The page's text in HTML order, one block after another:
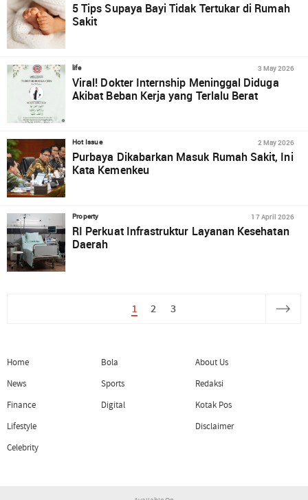
5 Tips Supaya Bayi Tidak Tertukar di Rumah
Sakit
life 3 May 2026
Viral! Dokter Internship Meninggal Diduga
Akibat Beban Kerja yang Terlalu Berat
Hot Issue 2 May 2026
Purbaya Dikabarkan Masuk Rumah Sakit, Ini
Kata Kemenkeu
Property 17 April 2026
RI Perkuat Infrastruktur Layanan Kesehatan
Daerah
1 2 3
Home
News
Finance
Lifestyle
Celebrity
Bola
Sports
Digital
About Us
Redaksi
Kotak Pos
Disclaimer